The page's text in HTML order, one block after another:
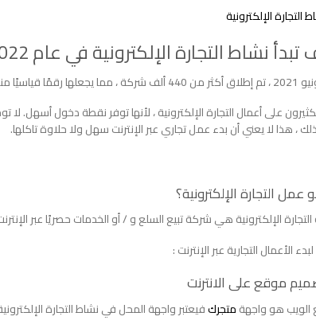
نشاط التجارة الإلكترونية في عام 2022
بداية كورونا في مارس 2020.
على أعمال التجارة الإلكترونية ، لأنها توفر نقطة دخول أسهل.
، هذا لا يعني أن بدء عمل تجاري عبر الإنترنت سهل ولا حلاوة تاكلها.
عمل التجارة الإلكترونية؟
الإلكترونية هي شركة تبيع السلع و / أو الخدمات حصريًا عبر
الأعمال التجارية عبر الإنترنت :
هو واجهةمتجركفيعتبر واجهة المحل في نشاط التجارة